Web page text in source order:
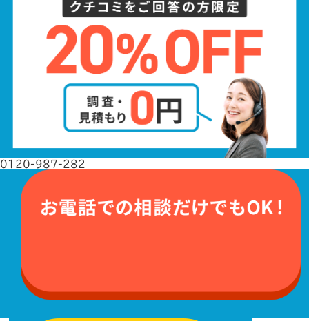
0120-987-282